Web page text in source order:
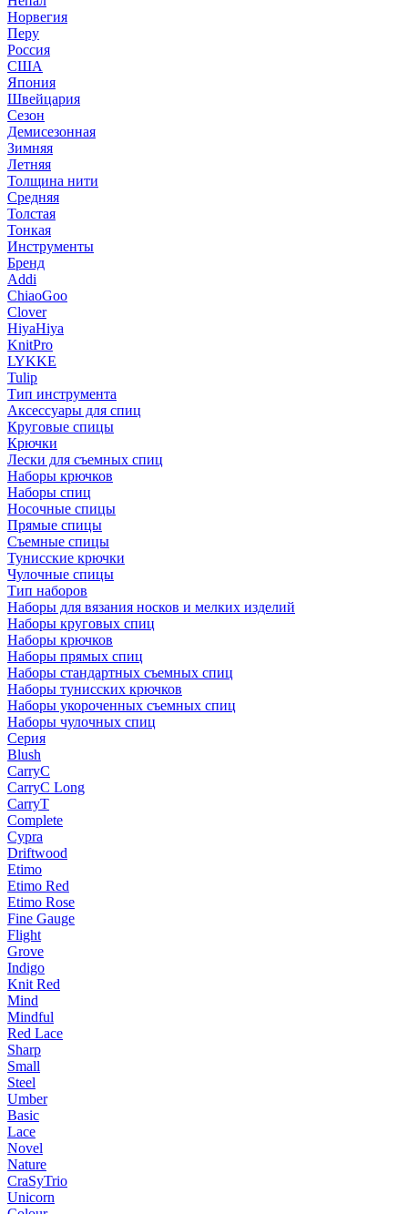
Норвегия
Перу
Россия
США
Япония
Швейцария
Сезон
Демисезонная
Зимняя
Летняя
Толщина нити
Средняя
Толстая
Тонкая
Инструменты
Бренд
Addi
ChiaoGoo
Clover
HiyaHiya
KnitPro
LYKKE
Tulip
Тип инструмента
Аксессуары для спиц
Круговые спицы
Крючки
Лески для съемных спиц
Наборы крючков
Наборы спиц
Носочные спицы
Прямые спицы
Съемные спицы
Тунисские крючки
Чулочные спицы
Тип наборов
Наборы для вязания носков и мелких изделий
Наборы круговых спиц
Наборы крючков
Наборы прямых спиц
Наборы стандартных съемных спиц
Наборы тунисских крючков
Наборы укороченных съемных спиц
Наборы чулочных спиц
Серия
Blush
CarryC
CarryC Long
CarryT
Complete
Cypra
Driftwood
Etimo
Etimo Red
Etimo Rose
Fine Gauge
Flight
Grove
Indigo
Knit Red
Mind
Mindful
Red Lace
Sharp
Small
Steel
Umber
Basic
Lace
Novel
Nature
CraSyTrio
Unicorn